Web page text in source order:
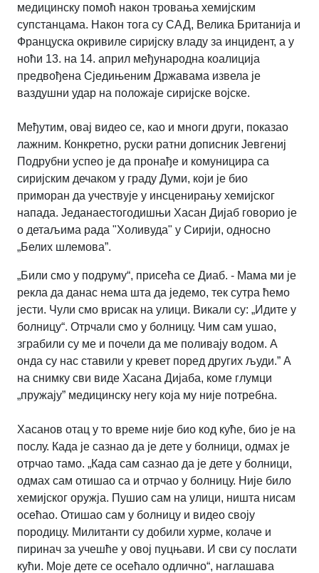
медицинску помоћ након тровања хемијским
супстанцама. Након тога су САД, Велика Британија и
Француска окривиле сиријску владу за инцидент, а у
ноћи 13. на 14. април међународна коалиција
предвођена Сједињеним Државама извела је
ваздушни удар на положаје сиријске војске.
Међутим, овај видео се, као и многи други, показао
лажним. Конкретно, руски ратни дописник Јевгениј
Подрубни успео је да пронађе и комуницира са
сиријским дечаком у граду Думи, који је био
приморан да учествује у инсценирању хемијског
напада. Једанаестогодишњи Хасан Дијаб говорио је
о детаљима рада "Холивуда" у Сирији, односно
„Белих шлемова”.
„Били смо у подруму“, присећа се Диаб. - Мама ми је
рекла да данас нема шта да једемо, тек сутра ћемо
јести. Чули смо врисак на улици. Викали су: „Идите у
болницу“. Отрчали смо у болницу. Чим сам ушао,
зграбили су ме и почели да ме поливају водом. А
онда су нас ставили у кревет поред других људи.” А
на снимку сви виде Хасана Дијаба, коме глумци
„пружају” медицинску негу која му није потребна.
Хасанов отац у то време није био код куће, био је на
послу. Када је сазнао да је дете у болници, одмах је
отрчао тамо. „Када сам сазнао да је дете у болници,
одмах сам отишао са и отрчао у болницу. Није било
хемијског оружја. Пушио сам на улици, ништа нисам
осећао. Отишао сам у болницу и видео своју
породицу. Милитанти су добили хурме, колаче и
пиринач за учешће у овој пуцњави. И сви су послати
кући. Моје дете се осећало одлично“, наглашава